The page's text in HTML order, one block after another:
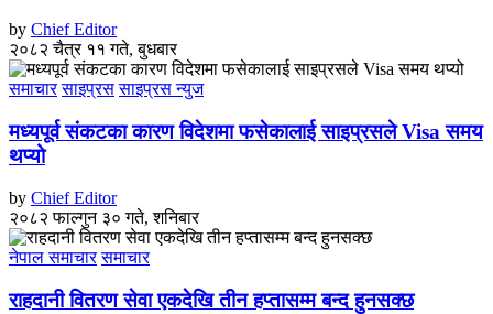
by Chief Editor
२०८२ चैत्र ११ गते, बुधबार
समाचार साइप्रस साइप्रस न्युज
मध्यपूर्व संकटका कारण विदेशमा फसेकालाई साइप्रसले Visa समय
थप्यो
by Chief Editor
२०८२ फाल्गुन ३० गते, शनिबार
नेपाल समाचार समाचार
राहदानी वितरण सेवा एकदेखि तीन हप्तासम्म बन्द हुनसक्छ